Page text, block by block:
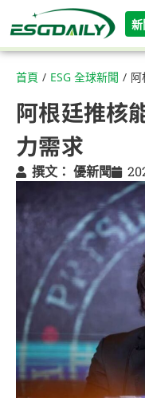
新
首頁 / ESG 全球新聞 /
阿根廷推核
力需求
撰文： 優新聞